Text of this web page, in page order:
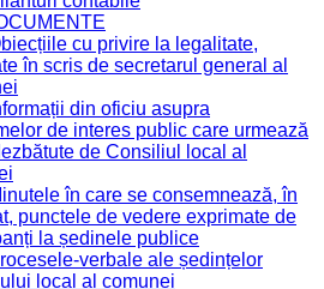
cu privire la legalitate,
în scris de secretarul general al
din oficiu asupra
de interes public care urmează
de Consiliul local al
în care se consemnează, în
punctele de vedere exprimate de
la ședinele publice
verbale ale ședințelor
local al comunei